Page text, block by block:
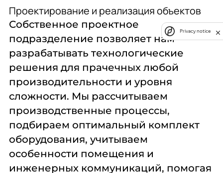
Средние изделия
Универсальный
Загрузка, Кг:
5
10
11
12
14
15
16
18
20
Проектирование и реализация объектов
Собственное проектное
подразделение позволяет нам
разрабатывать технологические
решения для прачечных любой
производительности и уровня
сложности. Мы рассчитываем
производственные процессы,
подбираем оптимальный комплект
оборудования, учитываем
особенности помещения и
инженерных коммуникаций, помогая
Privacy notice